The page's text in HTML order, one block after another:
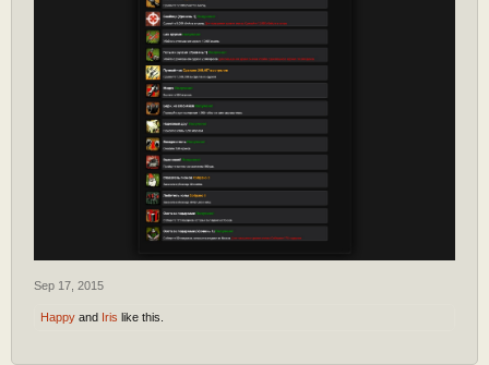
Sep 17, 2015
Happy and Iris like this.